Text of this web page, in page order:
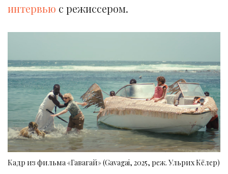
интервью с режиссером.
Кадр из фильма «Гавагай» (Gavagai, 2025, реж. Ульрих Кёлер)